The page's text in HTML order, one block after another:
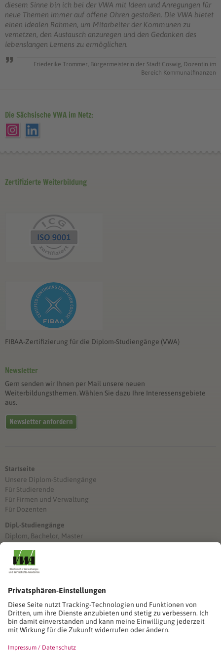
diesem Sinne bin ich bei der VWA mit Ideen und Anregungen für
neue Themen immer auf offene Ohren gestoßen. Die VWA bietet
einen idealen Rahmen, um Mitarbeiter der Kommunen zu
vernetzen, den Austausch anzuregen und den Gedanken des
lebenslangen Lernens zu ermöglichen.
Friederike Trommer, Bürgermeisterin der Stadt Coswig, Dozentin im
Bereich Kommunalfinanzen
Die Sächsische VWA im Netz:
Zertifizierte Weiterbildung
FIBAA-Zertifizierung für die Diplom-Studiengänge (VWA)
Newsletter
Gern senden wir Ihnen per Mail unsere neuen
Weiterbildungsthemen. Wählen Sie dazu Ihre Interessensgebiete
aus.
Newsletter anfordern
Startseite
Unsere Diplom-Studiengänge
Für Studierende
Für Firmen und Verwaltung
Für Dozenten
Dipl.-Studiengänge
Diplom, Bachelor, Master
Stimmen unserer Absolventinnen und Absolventen
Stimmen unserer Absolventinnen und Absolventen
Seminare
Seminardatenbank
Inhouseanfragen
Seminarreihen